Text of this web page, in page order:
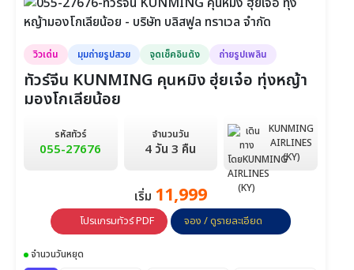
วิวเด่น มุมถ่ายรูปสวย จุดเช็คอินดัง ถ่ายรูปเพลิน
ทัวร์จีน KUNMING คุนหมิง ฮุ่ยเจ๋อ ทุ่งหญ้า
มองโกเลียน้อย
รหัสทัวร์
055-27676
จำนวนวัน
4 วัน 3 คืน
KUNMING
AIRLINES
(KY)
เริ่ม 11,999
โปรแกรมทัวร์ PDF จอง / ดูรายละเอียด
จำนวนวันหยุด